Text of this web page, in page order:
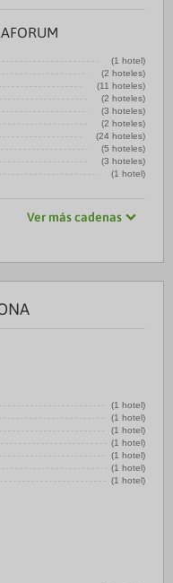
(1 hotel)
(2 hoteles)
(11 hoteles)
(2 hoteles)
(3 hoteles)
(2 hoteles)
(24 hoteles)
(5 hoteles)
(3 hoteles)
(1 hotel)
Ver más cadenas
(1 hotel)
(1 hotel)
(1 hotel)
(1 hotel)
(1 hotel)
(1 hotel)
(1 hotel)